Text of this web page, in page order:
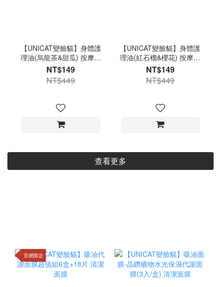
【UNICAT變臉貓】身體護
理油(烏龍茶&甜瓜) 按摩油
Spa手足滋潤 身體按摩 全
身舒緩放鬆 身體油 出清良
品
NT$149
NT$449
【UNICAT變臉貓】身體護
理油(紅石榴&櫻花) 按摩油
Spa手足滋潤 身體按摩 全
身舒緩放鬆 身體油 出清良
品
NT$149
NT$449
查看更多
官網限定